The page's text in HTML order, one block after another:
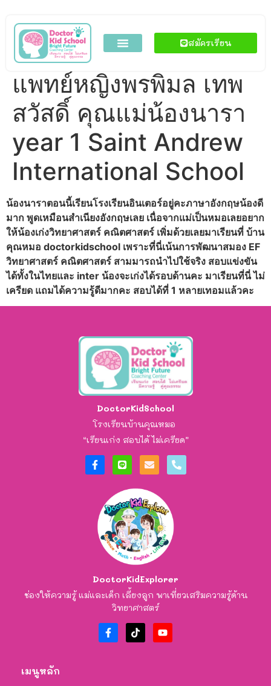
สมัครเรียน
แพทย์หญิงพรพิมล เทพ
สวัสดิ์ คุณแม่น้องนารา
year 1 Saint Andrew
International School
น้องนาราตอนนี้เรียนโรงเรียนอินเตอร์อยู่คะภาษาอังกฤษน้องดี
มาก พูดเหมือนสำเนียงอังกฤษเลย เนื่อจากแม่เป็นหมอเลยอยาก
ให้น้องเก่งวิทยาศาสตร์ คณิตศาสตร์ เพิ่มด้วยเลยมาเรียนที่ บ้าน
คุณหมอ doctorkidschool เพราะที่นี่เน้นการพัฒนาสมอง EF
วิทยาศาสตร์ คณิตศาสตร์ สามมารถนำไปใช้จริง สอบแข่งขัน
ได้ทั้งในไทยและ inter น้องจะเก่งได้รอบด้านคะ มาเรียนที่นี่ ไม่
เครียด แถมได้ความรู้ดีมากคะ สอบได้ที่ 1 หลายเทอมแล้วคะ
DoctorKidSchool
โรงเรียนบ้านคุณหมอ
“เรียนเก่ง สอบได้ ไม่เครียด”
DoctorKidExplorer
ช่องให้ความรู้ แม่และเด็ก เลี้ยงลูก พาเที่ยวเสริมความรู้ด้าน
วิทยาศาสตร์
เมนูหลัก